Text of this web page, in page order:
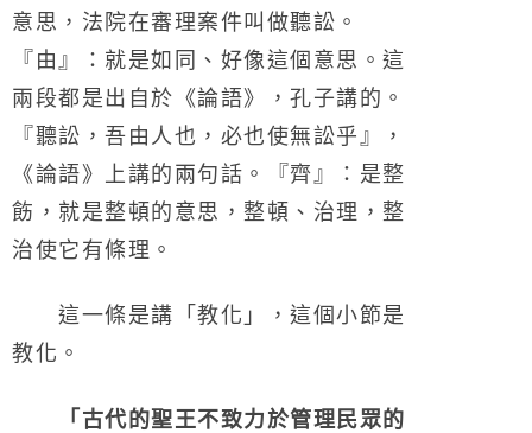
意思，法院在審理案件叫做聽訟。
『由』：就是如同、好像這個意思。這
兩段都是出自於《論語》，孔子講的。
『聽訟，吾由人也，必也使無訟乎』，
《論語》上講的兩句話。『齊』：是整
飭，就是整頓的意思，整頓、治理，整
治使它有條理。
這一條是講「教化」，這個小節是
教化。
「古代的聖王不致力於管理民眾的